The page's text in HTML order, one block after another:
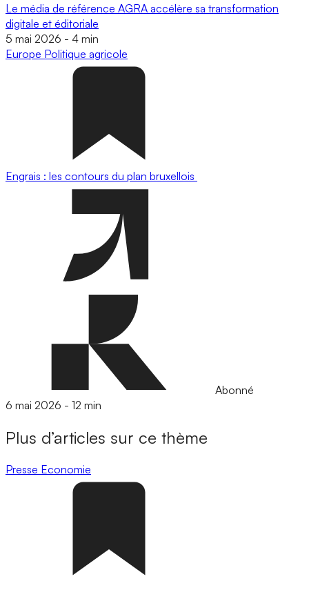
Le média de référence AGRA accélère sa transformation
digitale et éditoriale
5 mai 2026 - 4 min
Europe Politique agricole
Engrais : les contours du plan bruxellois
Abonné
6 mai 2026 - 12 min
Plus d’articles sur ce thème
Presse Economie